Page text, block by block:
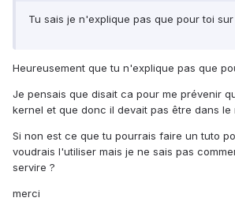
Tu sais je n'explique pas que pour toi
Heureusement que tu n'explique pas que
Je pensais que disait ca pour me prévenir
kernel et que donc il devait pas être dans
Si non est ce que tu pourrais faire un tuto
voudrais l'utiliser mais je ne sais pas
servire ?
merci